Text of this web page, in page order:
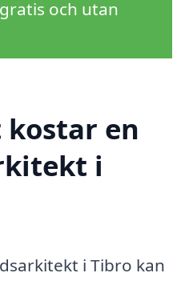
och utan
en
i
i Tibro kan